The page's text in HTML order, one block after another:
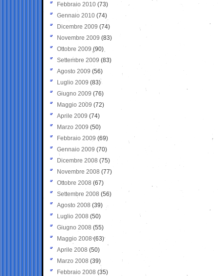
Febbraio 2010 (73)
Gennaio 2010 (74)
Dicembre 2009 (74)
Novembre 2009 (83)
Ottobre 2009 (90)
Settembre 2009 (83)
Agosto 2009 (56)
Luglio 2009 (83)
Giugno 2009 (76)
Maggio 2009 (72)
Aprile 2009 (74)
Marzo 2009 (50)
Febbraio 2009 (69)
Gennaio 2009 (70)
Dicembre 2008 (75)
Novembre 2008 (77)
Ottobre 2008 (67)
Settembre 2008 (56)
Agosto 2008 (39)
Luglio 2008 (50)
Giugno 2008 (55)
Maggio 2008(63)
Aprile 2008 (50)
Marzo 2008 (39)
Febbraio 2008 (35)